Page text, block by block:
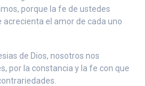
porque la fe de ustedes
el amor de cada uno
de Dios, nosotros nos
por la constancia y la fe con que